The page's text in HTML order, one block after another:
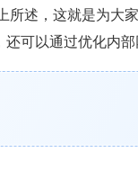
所述，这就是为大
可以通过优化内